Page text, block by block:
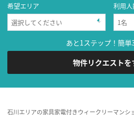
希望エリア
利用
あと1ステップ！簡単
物件リクエストを
石川エリアの家具家電付きウィークリーマンシ